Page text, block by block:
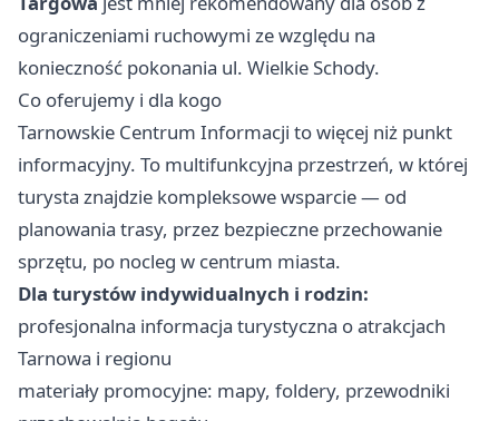
ograniczeniami ruchowymi ze względu na
konieczność pokonania ul. Wielkie Schody.
Co oferujemy i dla kogo
Tarnowskie Centrum Informacji to więcej niż punkt
informacyjny. To multifunkcyjna przestrzeń, w której
turysta znajdzie kompleksowe wsparcie — od
planowania trasy, przez bezpieczne przechowanie
sprzętu, po nocleg w centrum miasta.
Dla turystów indywidualnych i rodzin:
profesjonalna informacja turystyczna o atrakcjach
Tarnowa i regionu
materiały promocyjne: mapy, foldery, przewodniki